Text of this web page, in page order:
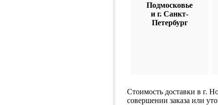
Подмосковье
и г. Санкт-
Петербург
Стоимость доставки в г.
совершении заказа или